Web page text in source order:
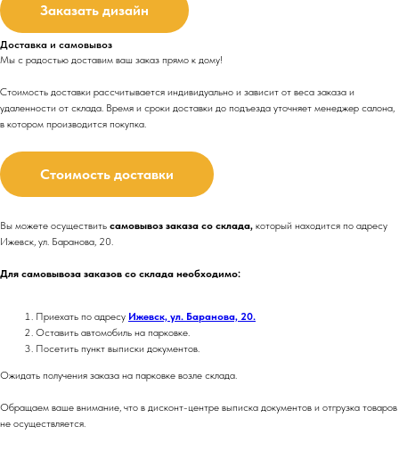
Заказать дизайн
Доставка и самовывоз
Мы с радостью доставим ваш заказ прямо к дому!
Стоимость доставки рассчитывается индивидуально и зависит от веса заказа и
удаленности от склада. Время и сроки доставки до подъезда уточняет менеджер салона,
в котором производится покупка.
Стоимость доставки
Вы можете осуществить самовывоз заказа со склада, который находится по адресу
Ижевск, ул. Баранова, 20.
Для самовывоза заказов со склада необходимо:
Приехать по адресу Ижевск, ул. Баранова, 20.
Оставить автомобиль на парковке.
Посетить пункт выписки документов.
Ожидать получения заказа на парковке возле склада.
Обращаем ваше внимание, что в дисконт-центре выписка документов и отгрузка товаров
не осуществляется.